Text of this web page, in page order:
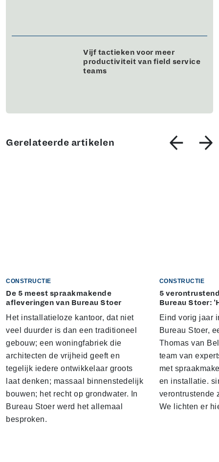
Vijf tactieken voor meer
productiviteit van field service
teams
Gerelateerde artikelen
CONSTRUCTIE
De 5 meest spraakmakende
afleveringen van Bureau Stoer
Het installatieloze kantoor, dat niet
veel duurder is dan een traditioneel
gebouw; een woningfabriek die
architecten de vrijheid geeft en
tegelijk iedere ontwikkelaar groots
laat denken; massaal binnenstedelijk
bouwen; het recht op grondwater. In
Bureau Stoer werd het allemaal
besproken.
CONSTRUCTIE
5
Bureau Stoer:
Eind vorig jaar
Bureau Stoer,
Thomas van
team van
met
en installatie.
verontrustende
We lichten er